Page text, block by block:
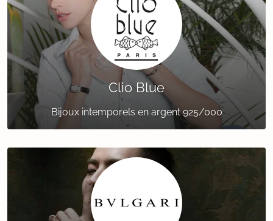
Clio Blue
Bijoux intemporels en argent 925/000